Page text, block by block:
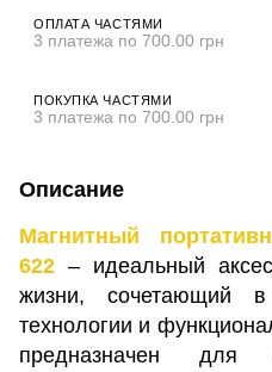
ОПЛАТА ЧАСТЯМИ
3 платежа по 700.00 грн
ПОКУПКА ЧАСТЯМИ
3 платежа по 700.00 грн
Описание
Магнитный
622 – идеальный
жизни, сочетающий
технологии и
предназначен для